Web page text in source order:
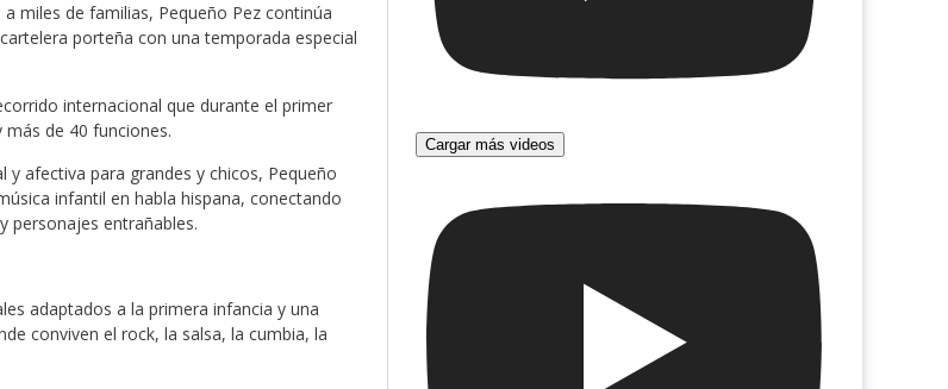
miles de familias, Pequeño Pez continúa
porteña con una temporada especial
internacional que durante el primer
de 40 funciones.
afectiva para grandes y chicos, Pequeño
infantil en habla hispana, conectando
personajes entrañables.
adaptados a la primera infancia y una
conviven el rock, la salsa, la cumbia, la
Cargar más videos